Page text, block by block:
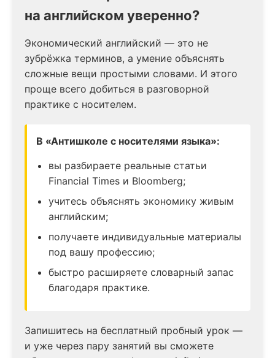
на английском уверенно?
Экономический английский — это не
зубрёжка терминов, а умение объяснять
сложные вещи простыми словами. И этого
проще всего добиться в разговорной
практике с носителем.
В «Антишколе с носителями языка»:
вы разбираете реальные статьи
Financial Times и Bloomberg;
учитесь объяснять экономику живым
английским;
получаете индивидуальные материалы
под вашу профессию;
быстро расширяете словарный запас
благодаря практике.
Запишитесь на бесплатный пробный урок —
и уже через пару занятий вы сможете